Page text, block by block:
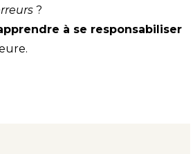
?
à se responsabiliser